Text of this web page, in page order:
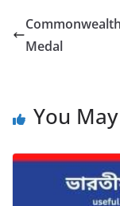
Medal
You